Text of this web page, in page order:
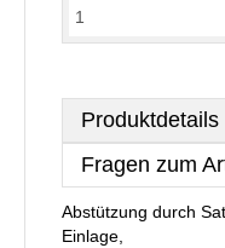
Produktdetails
Fragen zum
Abstützung durch
Einlage,